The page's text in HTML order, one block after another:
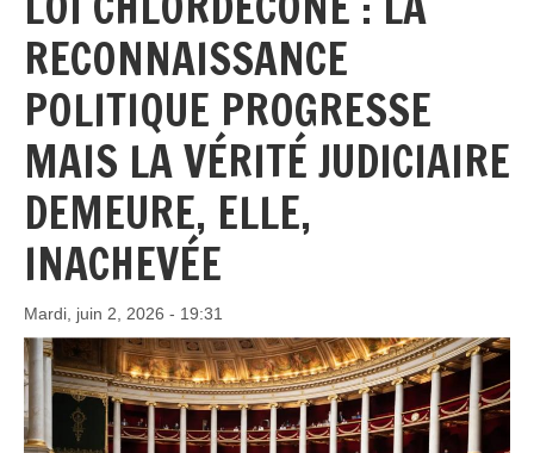
RECONNAISSANCE
POLITIQUE PROGRESSE
MAIS LA VÉRITÉ JUDICIAIRE
DEMEURE, ELLE,
INACHEVÉE
Mardi, juin 2, 2026 - 19:31